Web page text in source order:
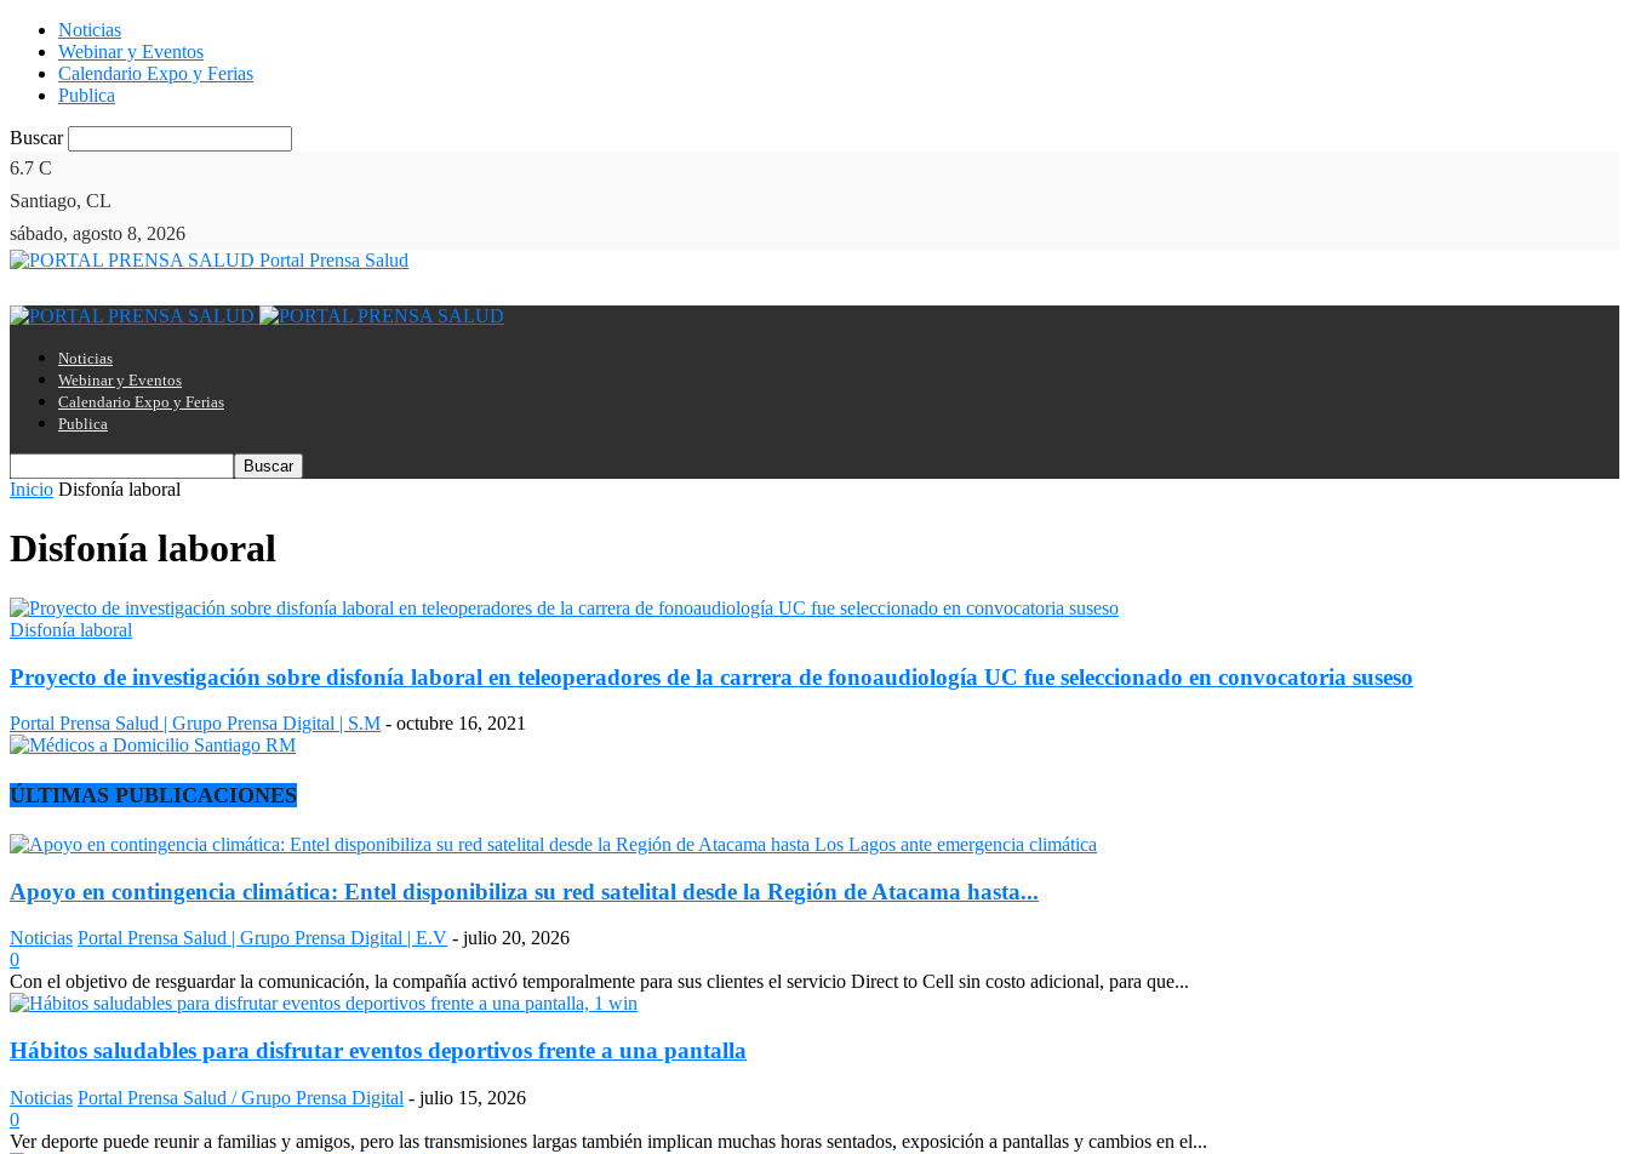
Noticias
Webinar y Eventos
Calendario Expo y Ferias
Publica
Buscar
6.7 C
Santiago, CL
sábado, agosto 8, 2026
Portal Prensa Salud
Noticias
Webinar y Eventos
Calendario Expo y Ferias
Publica
Inicio Disfonía laboral
Disfonía laboral
Disfonía laboral
Proyecto de investigación sobre disfonía laboral en teleoperadores de la carrera de fonoaudiología UC fue seleccionado en convocatoria suseso
Portal Prensa Salud | Grupo Prensa Digital | S.M - octubre 16, 2021
ÚLTIMAS PUBLICACIONES
Apoyo en contingencia climática: Entel disponibiliza su red satelital desde la Región de Atacama hasta...
Noticias Portal Prensa Salud | Grupo Prensa Digital | E.V - julio 20, 2026
0
Con el objetivo de resguardar la comunicación, la compañía activó temporalmente para sus clientes el servicio Direct to Cell sin costo adicional, para que...
Hábitos saludables para disfrutar eventos deportivos frente a una pantalla
Noticias Portal Prensa Salud / Grupo Prensa Digital - julio 15, 2026
0
Ver deporte puede reunir a familias y amigos, pero las transmisiones largas también implican muchas horas sentados, exposición a pantallas y cambios en el...